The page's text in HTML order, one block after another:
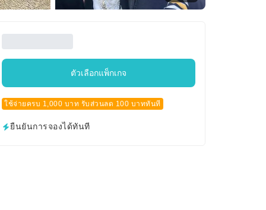
ตัวเลือกแพ็กเกจ
ใช้จ่ายครบ 1,000 บาท รับส่วนลด 100 บาททันที
ยืนยันการจองได้ทันที